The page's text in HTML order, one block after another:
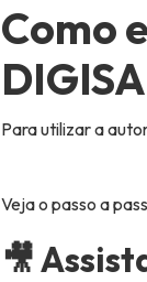
Como
Para utilizar a
Veja o passo a
🎥